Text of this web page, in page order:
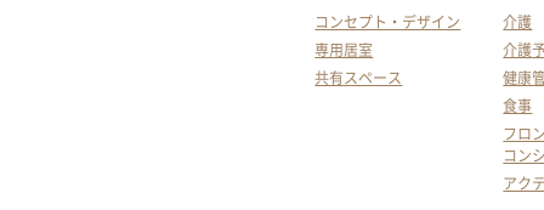
コンセプト・デザイン
専用居室
共有スペース
介護
介護
健康
食事
フロ
コン
アク